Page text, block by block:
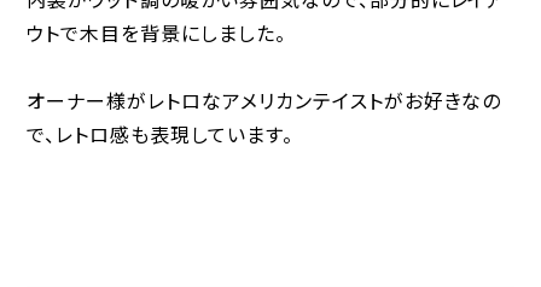
ウトで木目を背景にしました。
オーナー様がレトロなアメリカンテイストがお好きなの
で、レトロ感も表現しています。